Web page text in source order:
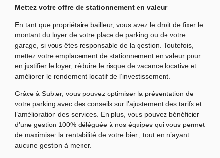
Mettez votre offre de stationnement en valeur
En tant que propriétaire bailleur, vous avez le droit de fixer le
montant du loyer de votre place de parking ou de votre
garage, si vous êtes responsable de la gestion. Toutefois,
mettez votre emplacement de stationnement en valeur pour
en justifier le loyer, réduire le risque de vacance locative et
améliorer le rendement locatif de l’investissement.
Grâce à Subter, vous pouvez optimiser la présentation de
votre parking avec des conseils sur l’ajustement des tarifs et
l’amélioration des services. En plus, vous pouvez bénéficier
d’une gestion 100% déléguée à nos équipes qui vous permet
de maximiser la rentabilité de votre bien, tout en n’ayant
aucune gestion à mener.